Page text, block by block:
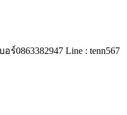
0863382947 Line : tenn567